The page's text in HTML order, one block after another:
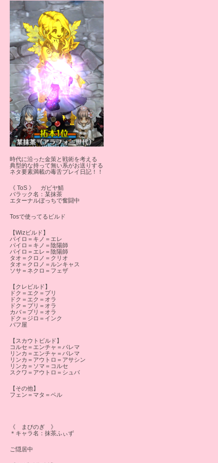
時代に沿った金策と戦術を考える
典型的な持って無い系がお送りする
ネタ要素満載の毒舌プレイ日記！！
《 ToS 》 ガビヤ鯖
バラック名：某抹茶
エターナルぼっちで奮闘中
Tosで使ってるビルド
【Wizビルド】
パイロ＝キノ＝エレ
パイロ＝キノ＝陰陽師
パイロ＝エレ＝陰陽師
タオ＝クロノ＝クリオ
タオ＝クロノ＝ルンキャス
ソサ＝ネクロ＝フェザ
【クレビルド】
ドク＝エク＝プリ
ドク＝エク＝オラ
ドク＝プリ＝オラ
カバ＝プリ＝オラ
ドク＝ジロ＝インク
バフ屋
【スカウトビルド】
コルセ＝エンチャ＝バレマ
リンカ＝エンチャ＝バレマ
リンカ＝アウトロ＝アサシン
リンカ＝ソマ＝コルセ
スクワ＝アウトロ＝シュバ
【その他】
フェン＝マタ＝ペル
《 まびのぎ 》
＊キャラ名：抹茶ふぃず
ご隠居中